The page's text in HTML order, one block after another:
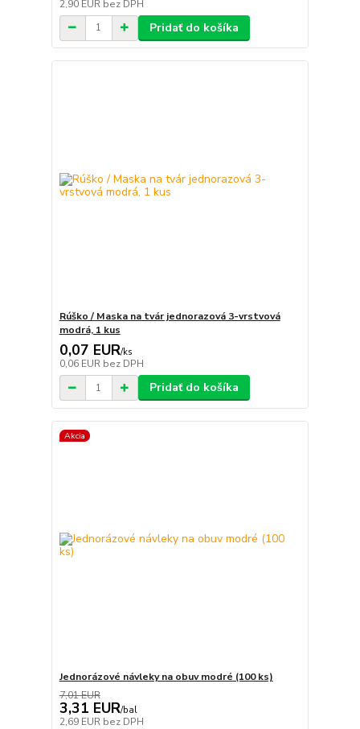
2,90 EUR bez DPH
Pridať do košíka
Rúško / Maska na tvár jednorazová 3-vrstvová
modrá, 1 kus
0,07 EUR/ks
0,06 EUR bez DPH
Pridať do košíka
Akcia
Jednorázové návleky na obuv modré (100 ks)
7,01 EUR
3,31 EUR/bal
2,69 EUR bez DPH